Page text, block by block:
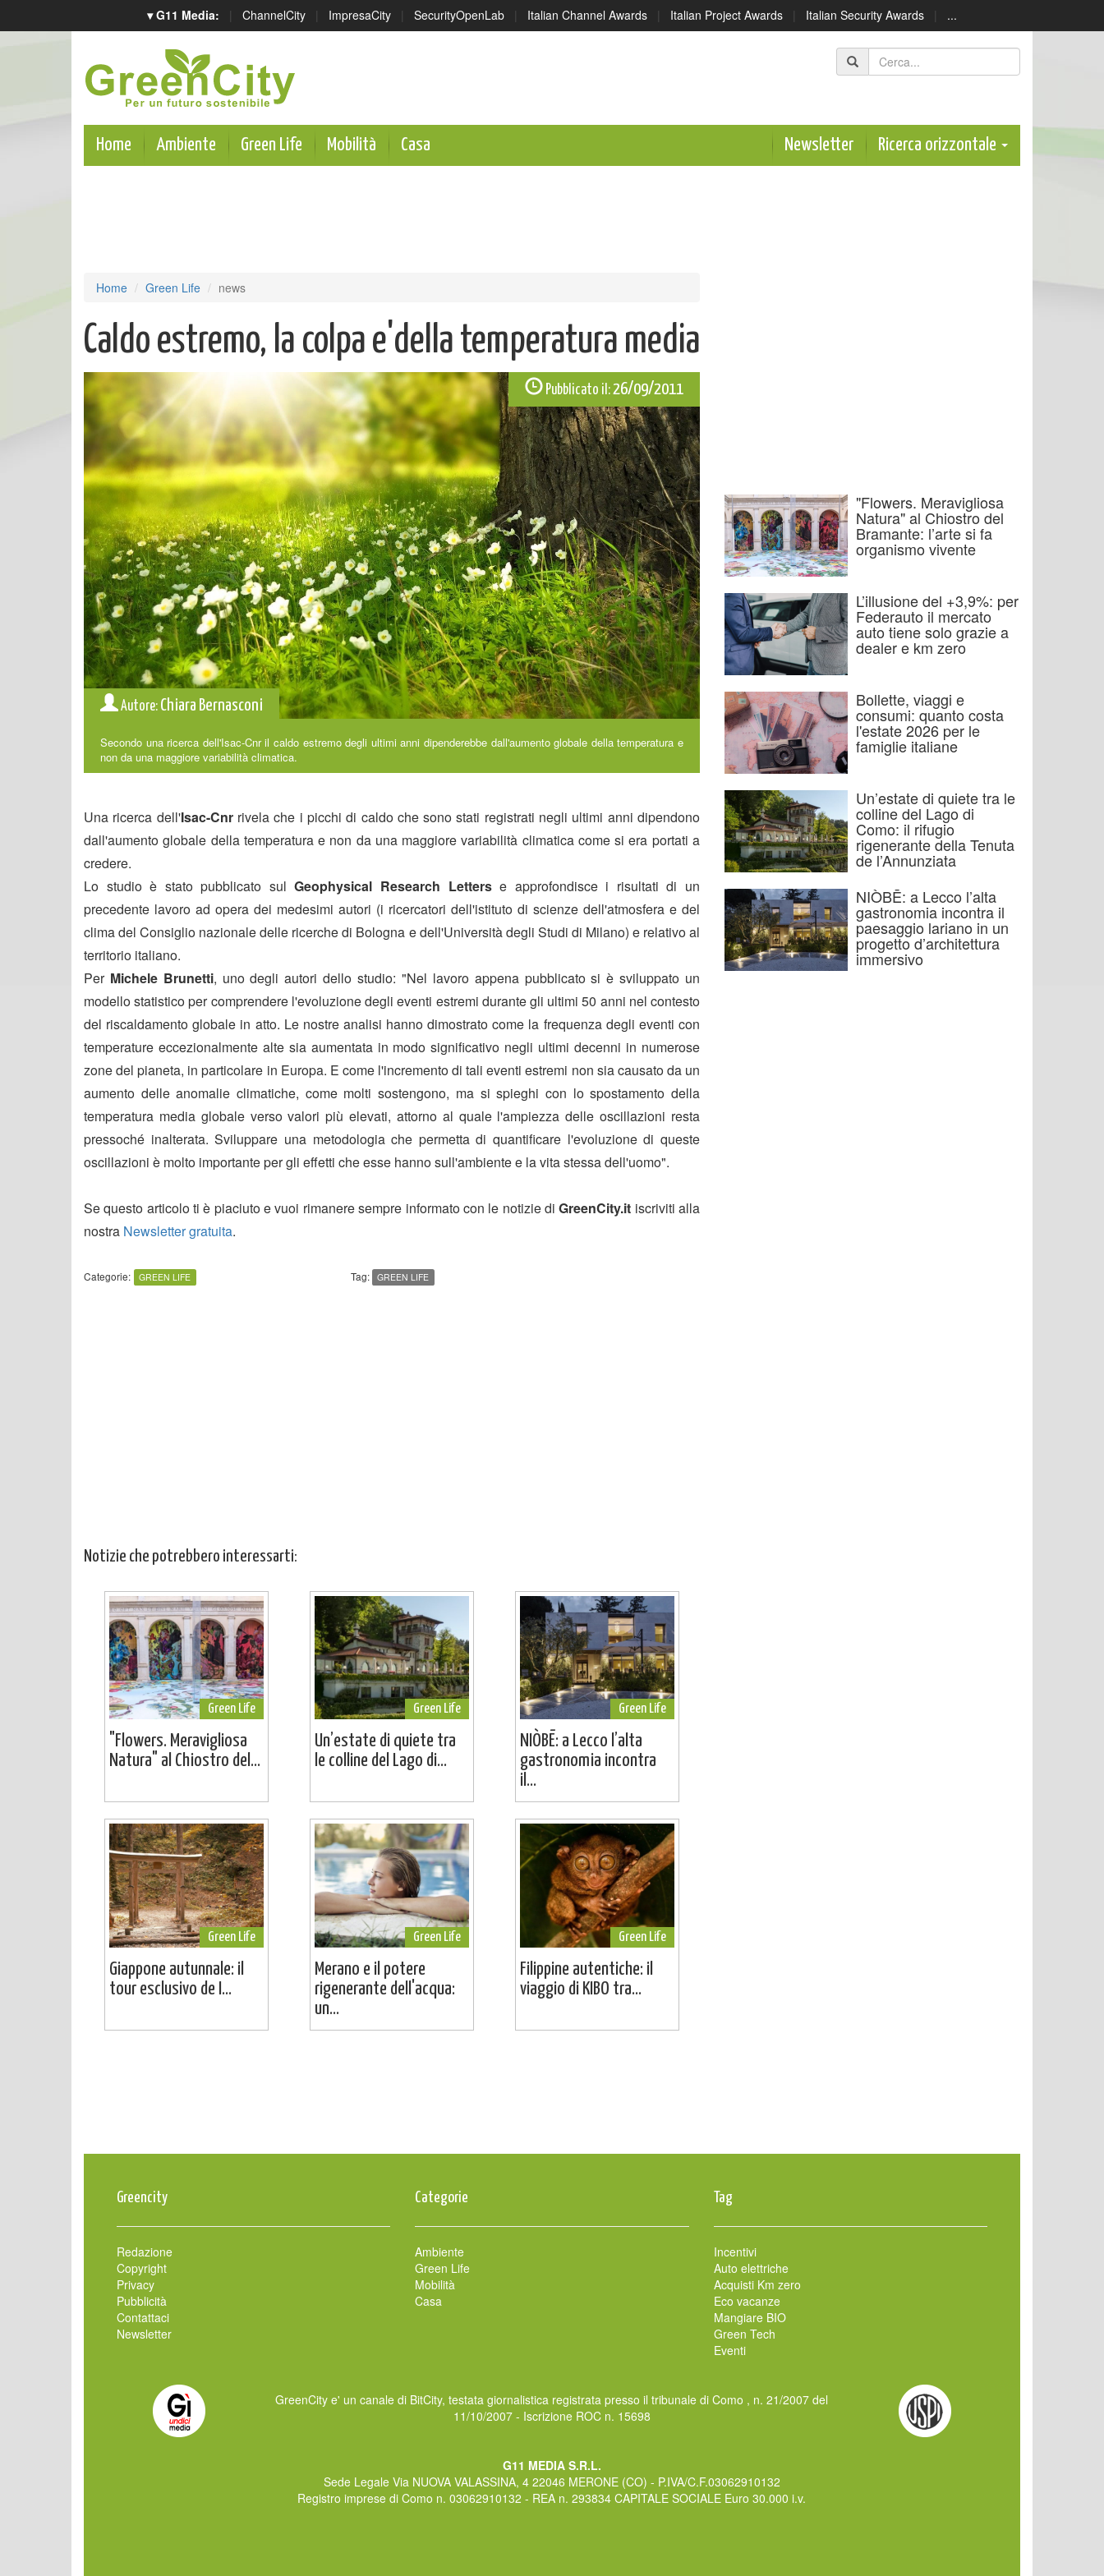
▾ G11 Media: | ChannelCity | ImpresaCity | SecurityOpenLab | Italian Channel Awards | Italian Project Awards | Italian Security Awards | ...
Home Ambiente Green Life Mobilità Casa Newsletter Ricerca orizzontale
Home Green Life news
Caldo estremo, la colpa e'della temperatura media
Pubblicato il:26/09/2011
Autore: Chiara Bernasconi
Secondo una ricerca dell'Isac-Cnr il caldo estremo degli ultimi anni dipenderebbe dall'aumento globale della temperatura e
non da una maggiore variabilità climatica.
Una ricerca dell'Isac-Cnr rivela che i picchi di caldo che sono stati registrati negli ultimi anni dipendono
dall'aumento globale della temperatura e non da una maggiore variabilità climatica come si era portati a
credere.
Lo studio è stato pubblicato sulGeophysical Research Letterse approfondisce i risultati di un
precedente lavoro ad opera dei medesimi autori (i ricercatori dell'istituto di scienze dell'atmosfera e del
clima del Consiglio nazionale delle ricerche di Bologna e dell'Università degli Studi di Milano) e relativo al
territorio italiano.
Per Michele Brunetti, uno degli autori dello studio: "Nel lavoro appena pubblicato si è sviluppato un
modello statistico per comprendere l'evoluzione degli eventi estremi durante gli ultimi 50 anni nel contesto
del riscaldamento globale in atto. Le nostre analisi hanno dimostrato come la frequenza degli eventi con
temperature eccezionalmente alte sia aumentata in modo significativo negli ultimi decenni in numerose
zone del pianeta, in particolare in Europa. E come l'incremento di tali eventi estremi non sia causato da un
aumento delle anomalie climatiche, come molti sostengono, ma si spieghi con lo spostamento della
temperatura media globale verso valori più elevati, attorno al quale l'ampiezza delle oscillazioni resta
pressoché inalterata. Sviluppare una metodologia che permetta di quantificare l'evoluzione di queste
oscillazioni è molto importante per gli effetti che esse hanno sull'ambiente e la vita stessa dell'uomo".
Se questo articolo ti è piaciuto e vuoi rimanere sempre informato con le notizie diGreenCity.it iscriviti alla
nostra Newsletter gratuita.
Categorie: GREEN LIFE Tag: GREEN LIFE
Notizie che potrebbero interessarti:
Green Life
"Flowers. Meravigliosa
Natura" al Chiostro del...
Green Life
Un’estate di quiete tra
le colline del Lago di...
Green Life
NIÒBĒ: a Lecco l’alta
gastronomia incontra
il...
Green Life
Giappone autunnale: il
tour esclusivo de I...
Green Life
Merano e il potere
rigenerante dell'acqua:
un...
Green Life
Filippine autentiche: il
viaggio di KIBO tra...
"Flowers. Meravigliosa
Natura" al Chiostro del
Bramante: l’arte si fa
organismo vivente
L’illusione del +3,9%: per
Federauto il mercato
auto tiene solo grazie a
dealer e km zero
Bollette, viaggi e
consumi: quanto costa
l'estate 2026 per le
famiglie italiane
Un’estate di quiete tra le
colline del Lago di
Como: il rifugio
rigenerante della Tenuta
de l’Annunziata
NIÒBĒ: a Lecco l’alta
gastronomia incontra il
paesaggio lariano in un
progetto d’architettura
immersivo
Greencity
Redazione
Copyright
Privacy
Pubblicità
Contattaci
Newsletter
Categorie
Ambiente
Green Life
Mobilità
Casa
Tag
Incentivi
Auto elettriche
Acquisti Km zero
Eco vacanze
Mangiare BIO
Green Tech
Eventi
GreenCity e' un canale di BitCity, testata giornalistica registrata presso il tribunale di Como , n. 21/2007 del
11/10/2007 - Iscrizione ROC n. 15698
G11 MEDIA S.R.L.
Sede Legale Via NUOVA VALASSINA, 4 22046 MERONE (CO) - P.IVA/C.F.03062910132
Registro imprese di Como n. 03062910132 - REA n. 293834 CAPITALE SOCIALE Euro 30.000 i.v.